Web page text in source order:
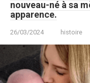
nouveau-né à sa
apparence.
26/03/2024 histoire